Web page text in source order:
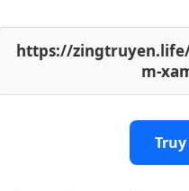
https://
m-